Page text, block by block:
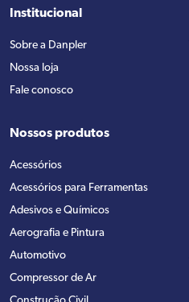
Institucional
Sobre a Danpler
Nossa loja
Fale conosco
Nossos produtos
Acessórios
Acessórios para Ferramentas
Adesivos e Químicos
Aerografia e Pintura
Automotivo
Compressor de Ar